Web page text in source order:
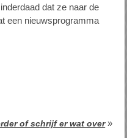
dat ze naar de
een nieuwsprogramma
of schrijf er wat over»